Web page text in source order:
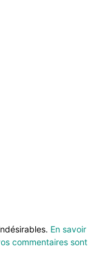
En savoir
commentaires sont